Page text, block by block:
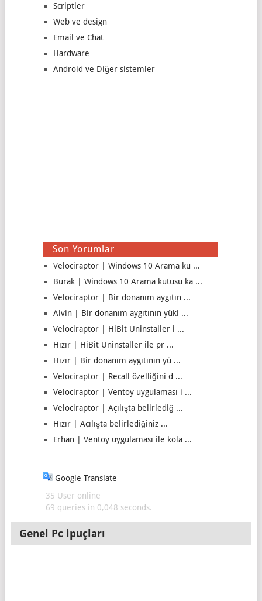
Scriptler
Web ve design
Email ve Chat
Hardware
Android ve Diğer sistemler
Son Yorumlar
Velociraptor | Windows 10 Arama ku ...
Burak | Windows 10 Arama kutusu ka ...
Velociraptor | Bir donanım aygıtın ...
Alvin | Bir donanım aygıtının yükl ...
Velociraptor | HiBit Uninstaller i ...
Hızır | HiBit Uninstaller ile pr ...
Hızır | Bir donanım aygıtının yü ...
Velociraptor | Recall özelliğini d ...
Velociraptor | Ventoy uygulaması i ...
Velociraptor | Açılışta belirlediğ ...
Hızır | Açılışta belirlediğiniz ...
Erhan | Ventoy uygulaması ile kola ...
Google Translate
35 User online
69 queries in 0,048 seconds.
Genel Pc ipuçları